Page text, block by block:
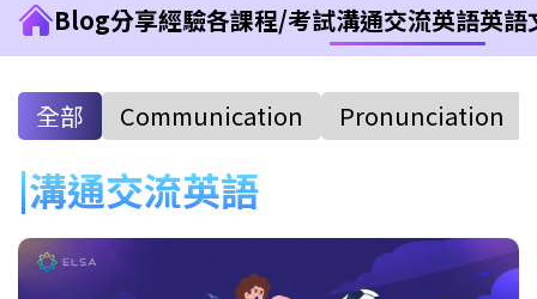
Blog分享經驗各課程/考試溝通交流英語英語
全部 Communication Pronunciation
溝通交流英語